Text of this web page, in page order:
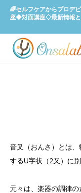
🌈セルフケアからプロデ
座◆対面講座◇最新情報
音叉（おんさ）とは
するU字状（2又）に
元々は、楽器の調律の